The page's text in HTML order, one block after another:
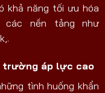
khả năng tối ưu hóa
các nền tảng như
trường áp lực cao
tình huống khẩn